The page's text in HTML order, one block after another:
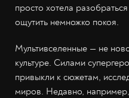
просто хотела
ощутить немножко покоя.
Мультивселенные — не
культуре. Силами
привыкли к сюжетам,
миров. Недавно,